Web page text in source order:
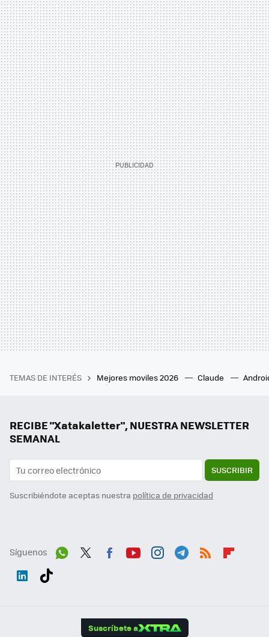
TEMAS DE INTERÉS Mejores moviles 2026 Claude
RECIBE "Xatakaletter", NUESTRA NEWSLETTER
SEMANAL
SUSCRIBIR
Suscribiéndote aceptas nuestra política de privacidad
Síguenos
Suscríbete a